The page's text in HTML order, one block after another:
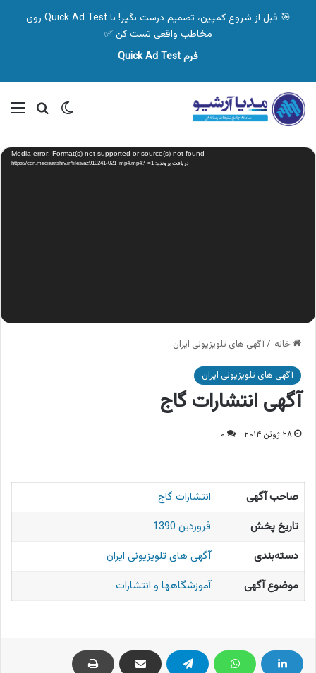
🎯 قبل از شروع کمپین، تصمیم درست بگیر! با Quick Ad Test روی
مخاطب واقعی تست کن ✅
فرم Quick Ad Test
تغییر پوسته
نمایشگر
ویدیو Media error: Format(s) not supported or source(s) not found
دریافت پرونده: https://cdn.mediaarshiv.ir/files/az910241-021_mp4.mp4?_=1
خانه /آگهی های تلویزیونی ایران
آگهی های تلویزیونی ایران
آگهی انتشارات گاج
۲۸ ژوئن ۲۰۱۴ ۰
صاحب آگهی
انتشارات گاج
تاریخ پخش
فروردین 1390
دسته‌بندی
آگهی های تلویزیونی ایران
موضوع آگهی
آموزشگاهها و انتشارات